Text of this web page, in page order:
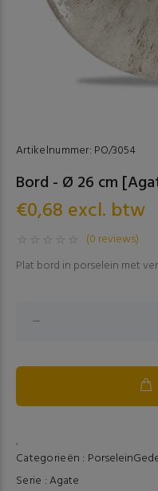
Artikelnummer: PO/3054
Bord - Ø 26 cm
€0,68 excl. btw
(0 reviews)
Plat bord in porselein met
,
Categorieën : Porselein
Serie :Agate